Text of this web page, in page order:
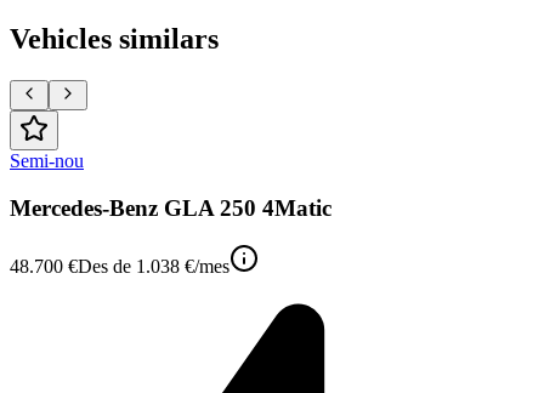
Vehicles similars
Semi-nou
Mercedes-Benz GLA 250 4Matic
48.700 €Des de 1.038 €/mes